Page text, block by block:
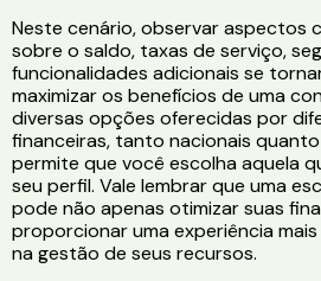
Neste cenário, observar aspectos
sobre o saldo, taxas de serviço,
funcionalidades adicionais se
maximizar os benefícios de uma
diversas opções oferecidas por
financeiras, tanto nacionais
permite que você escolha aquela
seu perfil. Vale lembrar que uma
pode não apenas otimizar suas
proporcionar uma experiência
na gestão de seus recursos.